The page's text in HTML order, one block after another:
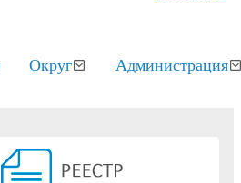
Округ Администрация